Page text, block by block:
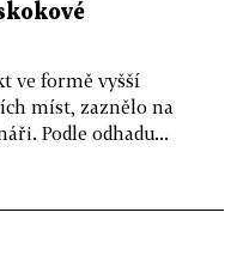
ve formě vyšší
míst, zaznělo na
Podle odhadu...